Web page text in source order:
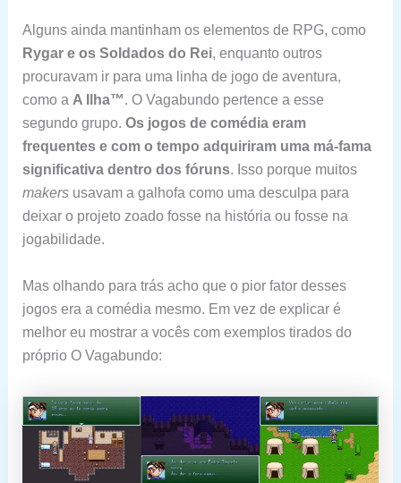
Alguns ainda mantinham os elementos de RPG, como
Rygar e os Soldados do Rei, enquanto outros
procuravam ir para uma linha de jogo de aventura,
como a A Ilha™. O Vagabundo pertence a esse
segundo grupo. Os jogos de comédia eram
frequentes e com o tempo adquiriram uma má-fama
significativa dentro dos fóruns. Isso porque muitos
makersusavam a galhofa como uma desculpa para
deixar o projeto zoado fosse na história ou fosse na
jogabilidade.
Mas olhando para trás acho que o pior fator desses
jogos era a comédia mesmo. Em vez de explicar é
melhor eu mostrar a vocês com exemplos tirados do
próprio O Vagabundo: